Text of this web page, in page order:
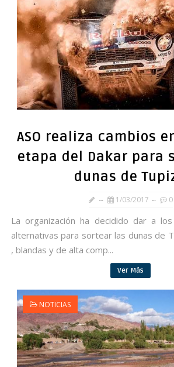
ASO realiza cambios
etapa del Dakar para
dunas de
1/03/2017 0
La organización ha decidido dar a
alternativas para sortear las dunas de
, blandas y de alta comp...
Ver Más
NOTICIAS